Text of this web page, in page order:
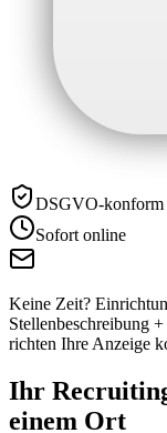
DSGVO-konform
Sofort online
Keine Zeit?
Stellenbeschreibung
richten Ihre Anzeige
Ihr
einem Ort